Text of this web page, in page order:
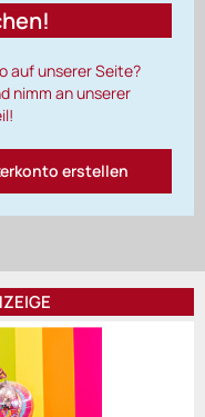
auf unserer Seite?
nimm an unserer
erstellen